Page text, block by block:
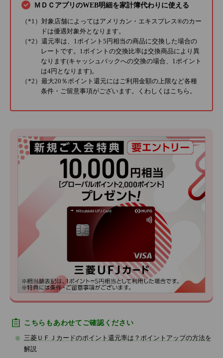
ＭＤＣアプリのWEB明細を家計簿代わりに使える
（*1）対象店舗によってはアメリカン・エキスプレス®のカー
ドは優遇対象外となります。
（*2）還元率は、1ポイント5円相当の商品に交換した場合の
レートです。1ポイントの交換比率は交換商品により異
なります(キャッシュバックへの交換の場合、1ポイント
は4円となります)。
（*2）最大20％ポイント還元にはご利用金額の上限など各種
条件・ご留意事項がございます。くわしくはこちら 。
こちらもあわせてご確認ください
三菱ＵＦＪカードのポイント還元率は？ポイントアップの方法を
解説